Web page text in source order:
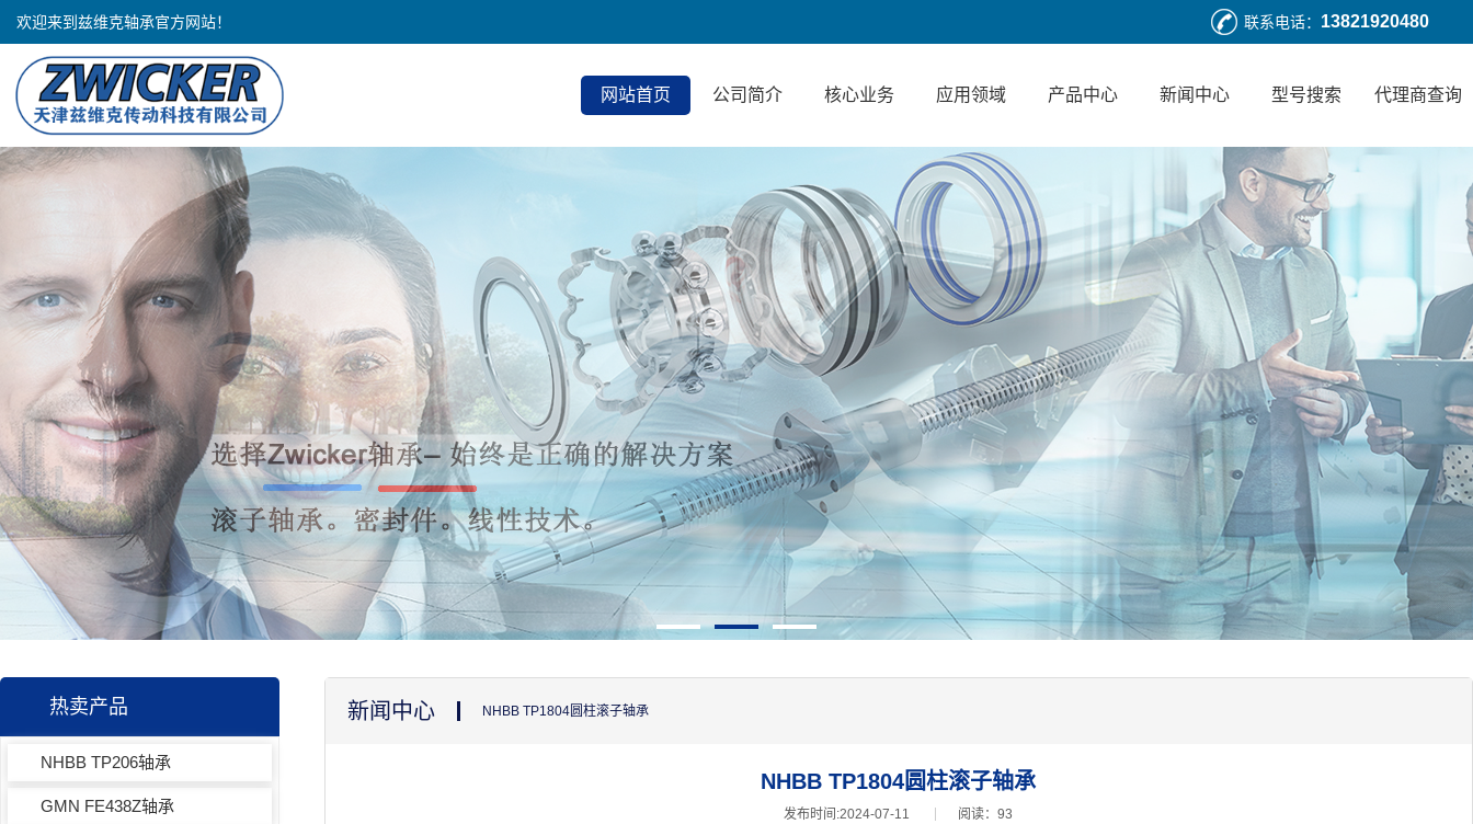
欢迎来到兹维克轴承官方网站！ 联系电话： 13821920480
网站首页 公司简介 核心业务 应用领域 产品中心 新闻中心 型号搜索 代理商查询
热卖产品
NHBB TP206轴承
GMN FE438Z轴承
新闻中心 NHBB TP1804圆柱滚子轴承
NHBB TP1804圆柱滚子轴承
发布时间:2024-07-11 阅读：93